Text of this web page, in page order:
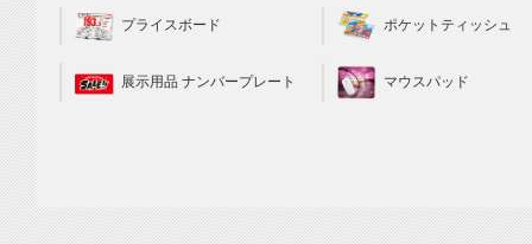
プライスボード
展示用品 ナンバープレート
ポケットティッシュ
マウスパッド